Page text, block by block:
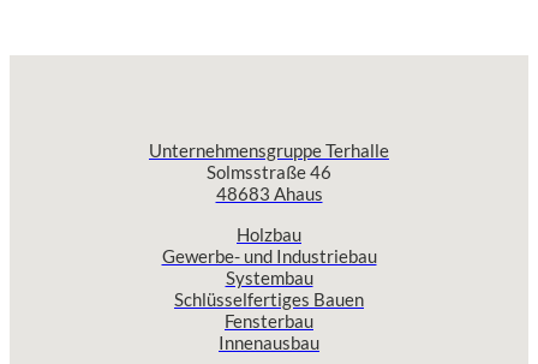
Unternehmensgruppe Terhalle
Solmsstraße 46
48683 Ahaus
Holzbau
Gewerbe- und Industriebau
Systembau
Schlüsselfertiges Bauen
Fensterbau
Innenausbau